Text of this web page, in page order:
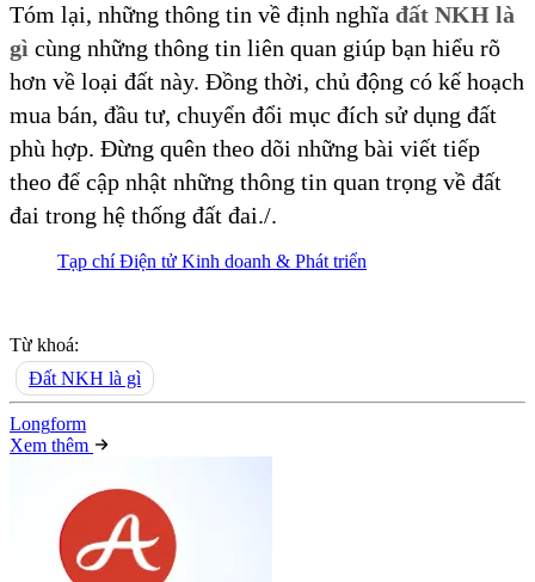
Tóm lại, những thông tin về định nghĩa đất NKH là
gì cùng những thông tin liên quan giúp bạn hiểu rõ
hơn về loại đất này. Đồng thời, chủ động có kế hoạch
mua bán, đầu tư, chuyển đổi mục đích sử dụng đất
phù hợp. Đừng quên theo dõi những bài viết tiếp
theo để cập nhật những thông tin quan trọng về đất
đai trong hệ thống đất đai./.
Tạp chí Điện tử Kinh doanh & Phát triển
Từ khoá:
Đất NKH là gì
Longform
Xem thêm